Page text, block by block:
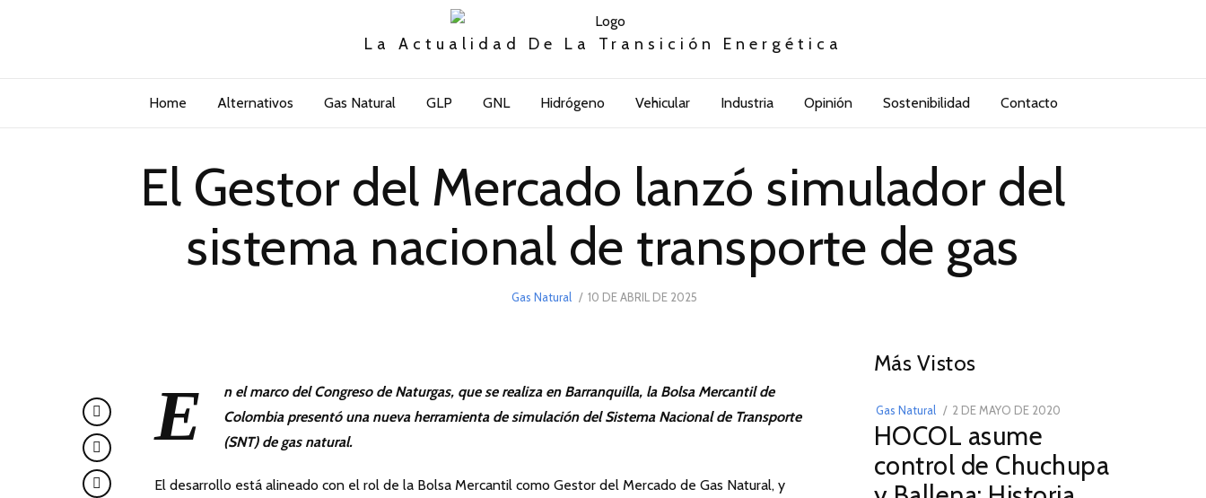
La Actualidad De La Transición Energética
Home Alternativos Gas Natural GLP GNL Hidrógeno Vehicular Industria Opinión Sostenibilidad Contacto
El Gestor del Mercado lanzó simulador del
sistema nacional de transporte de gas
Gas Natural
POSTED
10 DE ABRIL DE 2025
E
n el marco del Congreso de Naturgas, que se realiza en Barranquilla, la Bolsa Mercantil de
Colombia presentó una nueva herramienta de simulación del Sistema Nacional de Transporte
(SNT) de gas natural.
El desarrollo está alineado con el rol de la Bolsa Mercantil como Gestor del Mercado de Gas Natural, y
Más Vistos
Gas Natural
POSTED
ON
2 DE MAYO DE 2020
DE
2026
HOCOL asume
control de Chuchupa